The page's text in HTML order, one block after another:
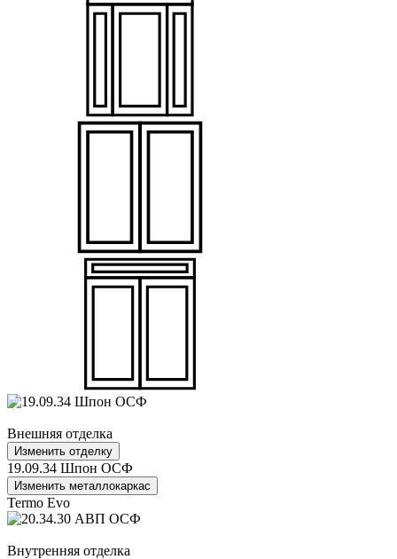
Внешняя отделка
Изменить отделку
19.09.34 Шпон ОСФ
Изменить металлокаркас
Termo Evo
Внутренняя отделка